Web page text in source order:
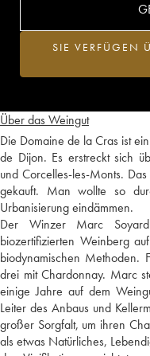
Über das Weingut
Die Domaine de la Cras ist
de Dijon. Es erstreckt sich
und Corcelles-les-Monts.
gekauft. Man wollte so
Urbanisierung eindämmen.
Der Winzer Marc
biozertifizierten Weinberg
biodynamischen Methoden.
drei mit Chardonnay. Marc
einige Jahre auf dem
Leiter des Anbaus und
großer Sorgfalt, um ihren
als etwas Natürliches,
SIE VERFÜGEN